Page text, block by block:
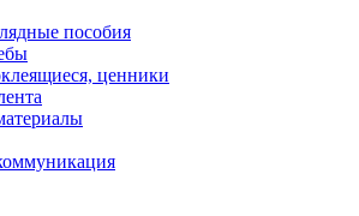
пособия
ценники